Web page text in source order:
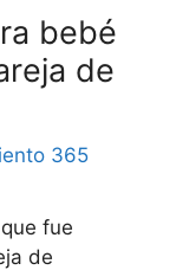
bebé
de
365
fue
de